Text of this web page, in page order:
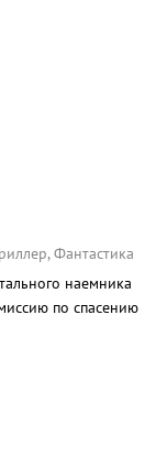
Фантастика
наемника
по спасению